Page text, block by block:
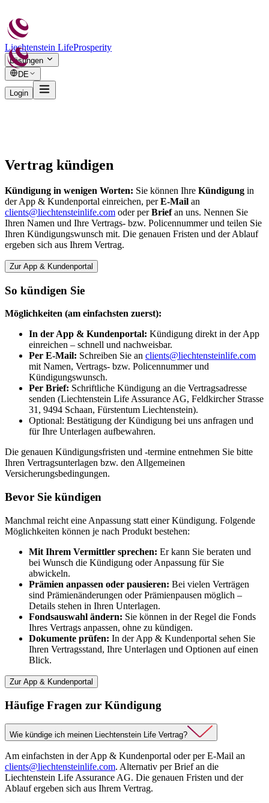
Liechtenstein LifeProsperity
Lösungen
DE
Login
Vertrag kündigen
Kündigung in wenigen Worten: Sie können Ihre Kündigung in
der App & Kundenportal einreichen, perE-Mail an
clients@liechtensteinlife.com oder perBriefan uns. Nennen Sie
Ihren Namen und Ihre Vertrags- bzw. Policennummer und teilen Sie
Ihren Kündigungswunsch mit. Die genauen Fristen und der Ablauf
ergeben sich aus Ihrem Vertrag.
Zur App & Kundenportal
So kündigen Sie
Möglichkeiten (am einfachsten zuerst):
In der App & Kundenportal: Kündigung direkt in der App
einreichen – schnell und nachweisbar.
Per E-Mail: Schreiben Sie an clients@liechtensteinlife.com
mit Namen, Vertrags- bzw. Policennummer und
Kündigungswunsch.
Per Brief: Schriftliche Kündigung an die Vertragsadresse
senden (Liechtenstein Life Assurance AG, Feldkircher Strasse
31, 9494 Schaan, Fürstentum Liechtenstein).
Optional: Bestätigung der Kündigung bei uns anfragen und
für Ihre Unterlagen aufbewahren.
Die genauen Kündigungsfristen und -termine entnehmen Sie bitte
Ihren Vertragsunterlagen bzw. den Allgemeinen
Versicherungsbedingungen.
Bevor Sie kündigen
Manchmal reicht eine Anpassung statt einer Kündigung. Folgende
Möglichkeiten können je nach Produkt bestehen:
Mit Ihrem Vermittler sprechen: Er kann Sie beraten und
bei Wunsch die Kündigung oder Anpassung für Sie
abwickeln.
Prämien anpassen oder pausieren: Bei vielen Verträgen
sind Prämienänderungen oder Prämienpausen möglich –
Details stehen in Ihren Unterlagen.
Fondsauswahl ändern: Sie können in der Regel die Fonds
Ihres Vertrags anpassen, ohne zu kündigen.
Dokumente prüfen: In der App & Kundenportal sehen Sie
Ihren Vertragsstand, Ihre Unterlagen und Optionen auf einen
Blick.
Zur App & Kundenportal
Häufige Fragen zur Kündigung
Wie kündige ich meinen Liechtenstein Life Vertrag?
Am einfachsten in der App & Kundenportal oder per E-Mail an
clients@liechtensteinlife.com. Alternativ per Brief an die
Liechtenstein Life Assurance AG. Die genauen Fristen und der
Ablauf ergeben sich aus Ihrem Vertrag.